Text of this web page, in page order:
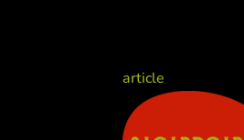
article